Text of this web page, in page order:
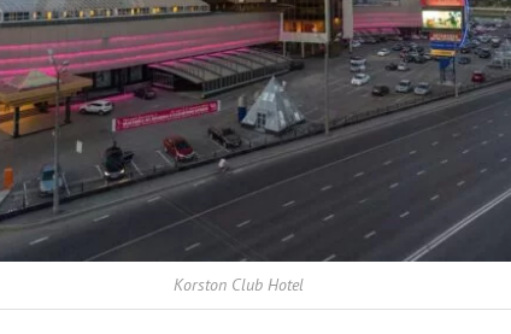
Korston Club Hotel